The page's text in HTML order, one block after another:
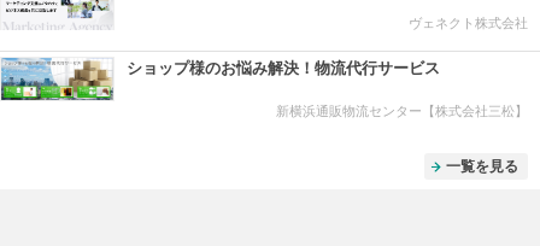
ヴェネクト株式会社
ショップ様のお悩み解決！物流代行サービス
新横浜通販物流センター【株式会社三松】
一覧を見る